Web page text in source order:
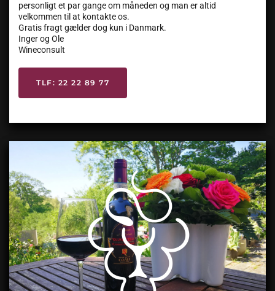
personligt et par gange om måneden og man er altid
velkommen til at kontakte os.
Gratis fragt gælder dog kun i Danmark.
Inger og Ole
Wineconsult
TLF: 22 22 89 77